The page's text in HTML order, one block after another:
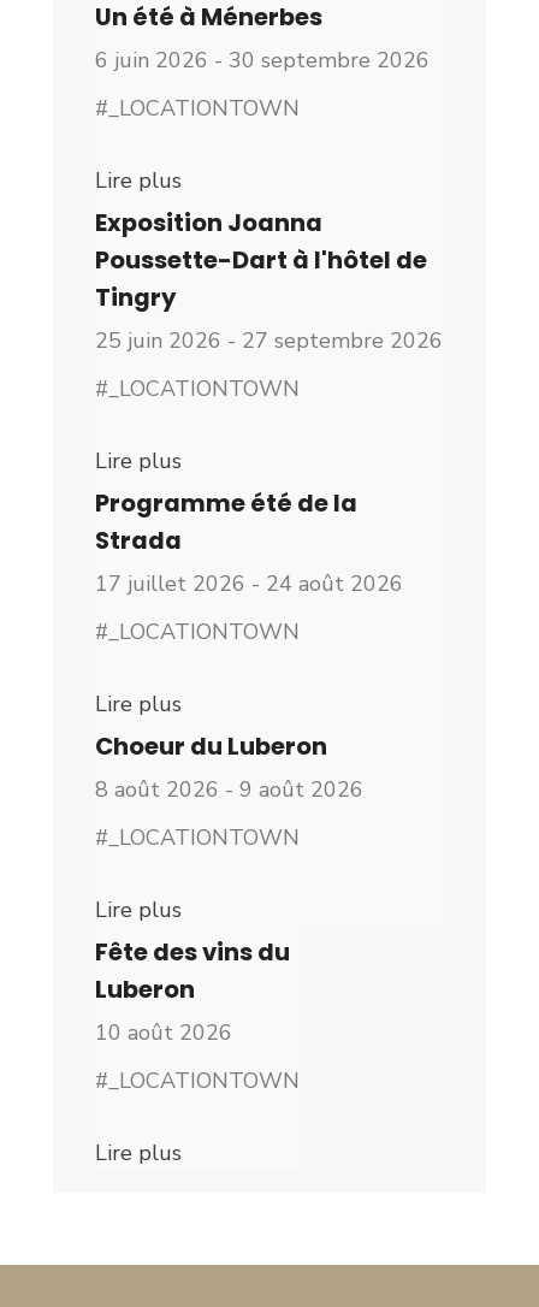
Un été à Ménerbes
6 juin 2026 - 30 septembre 2026
#_LOCATIONTOWN
Lire plus
Exposition Joanna
Poussette-Dart à l'hôtel de
Tingry
25 juin 2026 - 27 septembre 2026
#_LOCATIONTOWN
Lire plus
Programme été de la
Strada
17 juillet 2026 - 24 août 2026
#_LOCATIONTOWN
Lire plus
Choeur du Luberon
8 août 2026 - 9 août 2026
#_LOCATIONTOWN
Lire plus
Fête des vins du
Luberon
10 août 2026
#_LOCATIONTOWN
Lire plus